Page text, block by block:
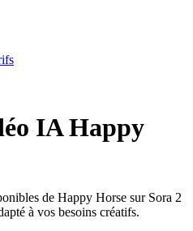
IA Happy
de Happy Horse sur Sora 2
à vos besoins créatifs.